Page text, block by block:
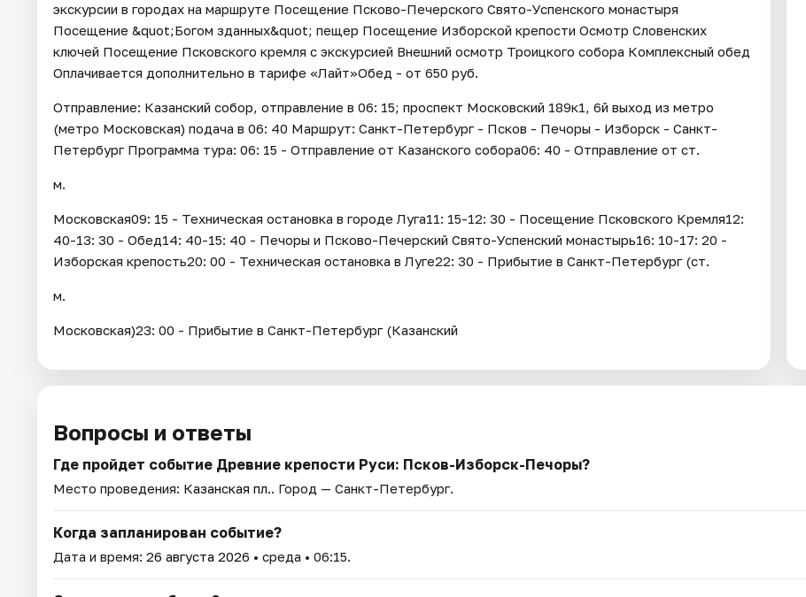
экскурсии в городах на маршруте Посещение Псково-Печерского Свято-Успенского монастыря
Посещение &quot;Богом зданных&quot; пещер Посещение Изборской крепости Осмотр Словенских
ключей Посещение Псковского кремля с экскурсией Внешний осмотр Троицкого собора Комплексный обед
Оплачивается дополнительно в тарифе «Лайт»Обед - от 650 руб.
Отправление: Казанский собор, отправление в 06: 15; проспект Московский 189к1, 6й выход из метро
(метро Московская) подача в 06: 40 Маршрут: Санкт-Петербург - Псков - Печоры - Изборск - Санкт-
Петербург Программа тура: 06: 15 - Отправление от Казанского собора06: 40 - Отправление от ст.
м.
Московская09: 15 - Техническая остановка в городе Луга11: 15-12: 30 - Посещение Псковского Кремля12:
40-13: 30 - Обед14: 40-15: 40 - Печоры и Псково-Печерский Свято-Успенский монастырь16: 10-17: 20 -
Изборская крепость20: 00 - Техническая остановка в Луге22: 30 - Прибытие в Санкт-Петербург (ст.
м.
Московская)23: 00 - Прибытие в Санкт-Петербург (Казанский
Вопросы и ответы
Где пройдет событие Древние крепости Руси: Псков-Изборск-Печоры?
Место проведения: Казанская пл.. Город — Санкт-Петербург.
Когда запланирован событие?
Дата и время: 26 августа 2026 • среда • 06:15.